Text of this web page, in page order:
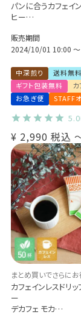
パンに合うカフェイ
ヒー
合わせギフト（2種10
杯）
おやつパンに合う珈琲
ドリップバッグ プレ
物
販売期間
2024/10/01 10:00 〜
中深煎り
送料無料
ギフト包装無料
カ
お急ぎ便
STAFF
¥ 2,990 税込
まとめ買いでさらに
カフェインレスドリ
ー
デカフェ モカ